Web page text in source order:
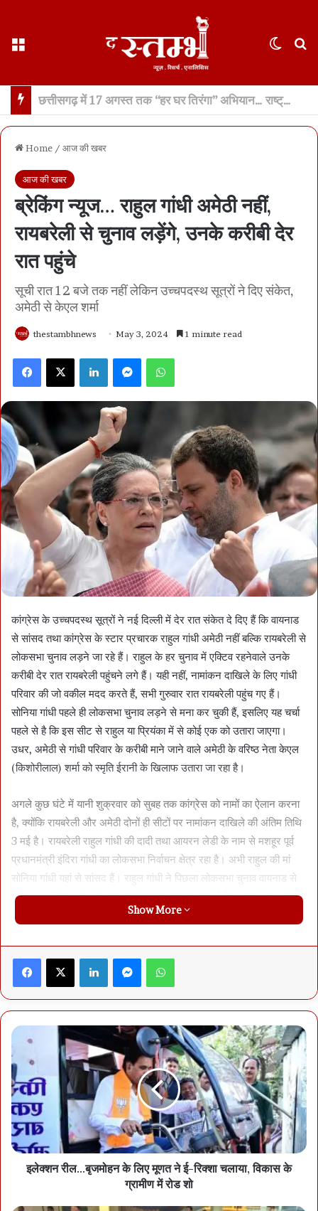
थानेदार भर्ती नतीजों में SPACE RANI और NEWS नामों पर बवाल… पीएससी का कड़ा खंडन- नाम वही जो फॉर्म में हैं… फेक नैरेटिव फैलाने का प्रयास- भाजपा
Home / आज की खबर
आज की खबर
ब्रेकिंग न्यूज… राहुल गांधी अमेठी नहीं,
रायबरेली से चुनाव लड़ेंगे, उनके करीबी देर
रात पहुंचे
सूची रात 12 बजे तक नहीं लेकिन उच्चपदस्थ सूत्रों ने दिए संकेत,
अमेठी से केएल शर्मा
thestambhnews May 3, 2024 1 minute read
Facebook X LinkedIn
कांग्रेस के उच्चपदस्थ सूत्रों ने नई दिल्ली में देर रात संकेत दे दिए हैं कि वायनाड
से सांसद तथा कांग्रेस के स्टार प्रचारक राहुल गांधी अमेठी नहीं बल्कि रायबरेली से
लोकसभा चुनाव लड़ने जा रहे हैं। राहुल के हर चुनाव में एक्टिव रहनेवाले उनके
करीबी देर रात रायबरेली पहुंचने लगे हैं। यही नहीं, नामांकन दाखिले के लिए गांधी
परिवार की जो वकील मदद करते हैं, सभी गुरुवार रात रायबरेली पहुंच गए हैं।
सोनिया गांधी पहले ही लोकसभा चुनाव लड़ने से मना कर चुकी हैं, इसलिए यह चर्चा
पहले से है कि इस सीट से राहुल या प्रियंका में से कोई एक को उतारा जाएगा।
उधर, अमेठी से गांधी परिवार के करीबी माने जाने वाले अमेठी के वरिष्ठ नेता केएल
(किशोरीलाल) शर्मा को स्मृति ईरानी के खिलाफ उतारा जा रहा है।
अगले कुछ घंटे में यानी शुक्रवार को सुबह तक कांग्रेस को नामों का ऐलान करना
है, क्योंकि रायबरेली और अमेठी दोनों ही सीटों पर नामांकन दाखिले की अंतिम तिथि
3 मई है। रायबरेली राहुल गांधी की दादी तथा आयरन लेडी के नाम से मशहूर पूर्व
प्रधानमंत्री इंदिरा गांधी का लोकसभा निर्वाचन क्षेत्र रहा है। अभी राहुल की मां
सोनिया गांधी यहां से सांसद हैं। राहुल गांधी ने पिछला लोकसभा चुनाव वायनाड से
जीता था, लेकिन अमेठी से हार गए थे। अब तक यह चर्चा है कि राहुल फिर अमेठी
से लड़ने वाले हैं और प्रियंका रायबरेली से उतरेंगी। लेकिन देर रात बेहद भरोसेमेंट
सोनिया तथा गांधी परिवार के करीबी हैं किशोरीलाल शर्मा
Show More
Facebook X LinkedIn
इलेक्शन रील...बृजमोहन के लिए मूणत ने ई-रिक्शा चलाया, विकास के
ग्रामीण में रोड शो